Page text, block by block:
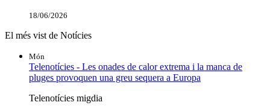
18/06/2026
El més vist de Notícies
Món
Telenotícies - Les onades de calor extrema i la manca de
pluges provoquen una greu sequera a Europa
Telenotícies migdia